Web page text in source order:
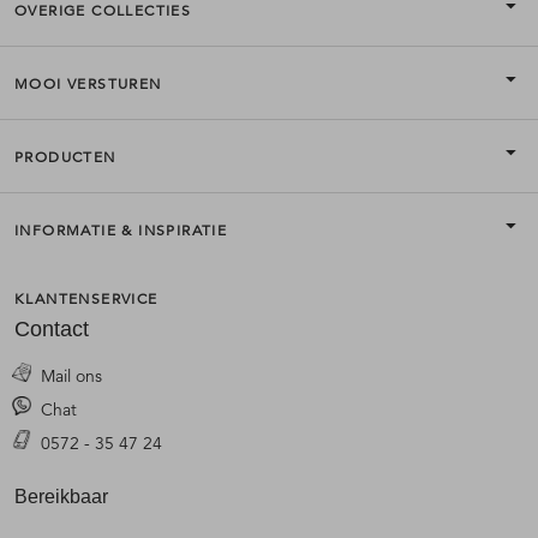
OVERIGE COLLECTIES
MOOI VERSTUREN
PRODUCTEN
INFORMATIE & INSPIRATIE
KLANTENSERVICE
Contact
Mail ons
Chat
0572 - 35 47 24
Bereikbaar